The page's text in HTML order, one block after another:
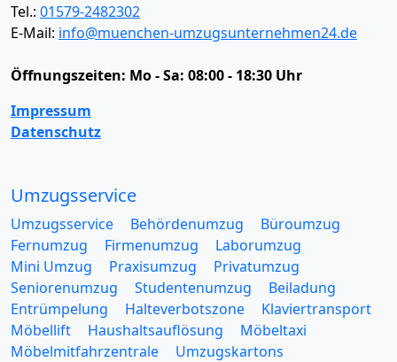
Tel.: 01579-2482302
E-Mail: info@muenchen-umzugsunternehmen24.de
Öffnungszeiten: Mo - Sa: 08:00 - 18:30 Uhr
Impressum
Datenschutz
Umzugsservice
Umzugsservice Behördenumzug
Büroumzug
Fernumzug
Firmenumzug
Laborumzug
Mini Umzug
Praxisumzug
Privatumzug
Seniorenumzug
Studentenumzug
Beiladung
Entrümpelung
Halteverbotszone
Klaviertransport
Möbellift
Haushaltsauflösung
Möbeltaxi
Möbelmitfahrzentrale
Umzugskartons